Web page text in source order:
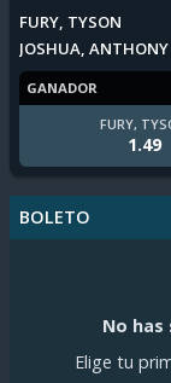
FURY, TYSON
JOSHUA, ANTHONY
GANADOR
FURY,
1.49
BOLETO
No has
Elige tu